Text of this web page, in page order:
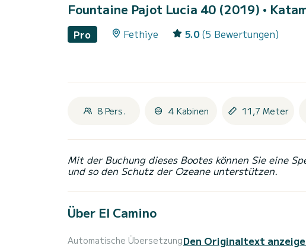
Fountaine Pajot Lucia 40 (2019) •
Pro Fethiye 5.0 (5 Bewertungen)
8 Pers. 4 Kabinen 11,7 Meter
Mit der Buchung dieses Bootes können Sie eine
und so den Schutz der Ozeane unterstützen.
Über El Camino
Automatische ÜbersetzungDen Originaltext